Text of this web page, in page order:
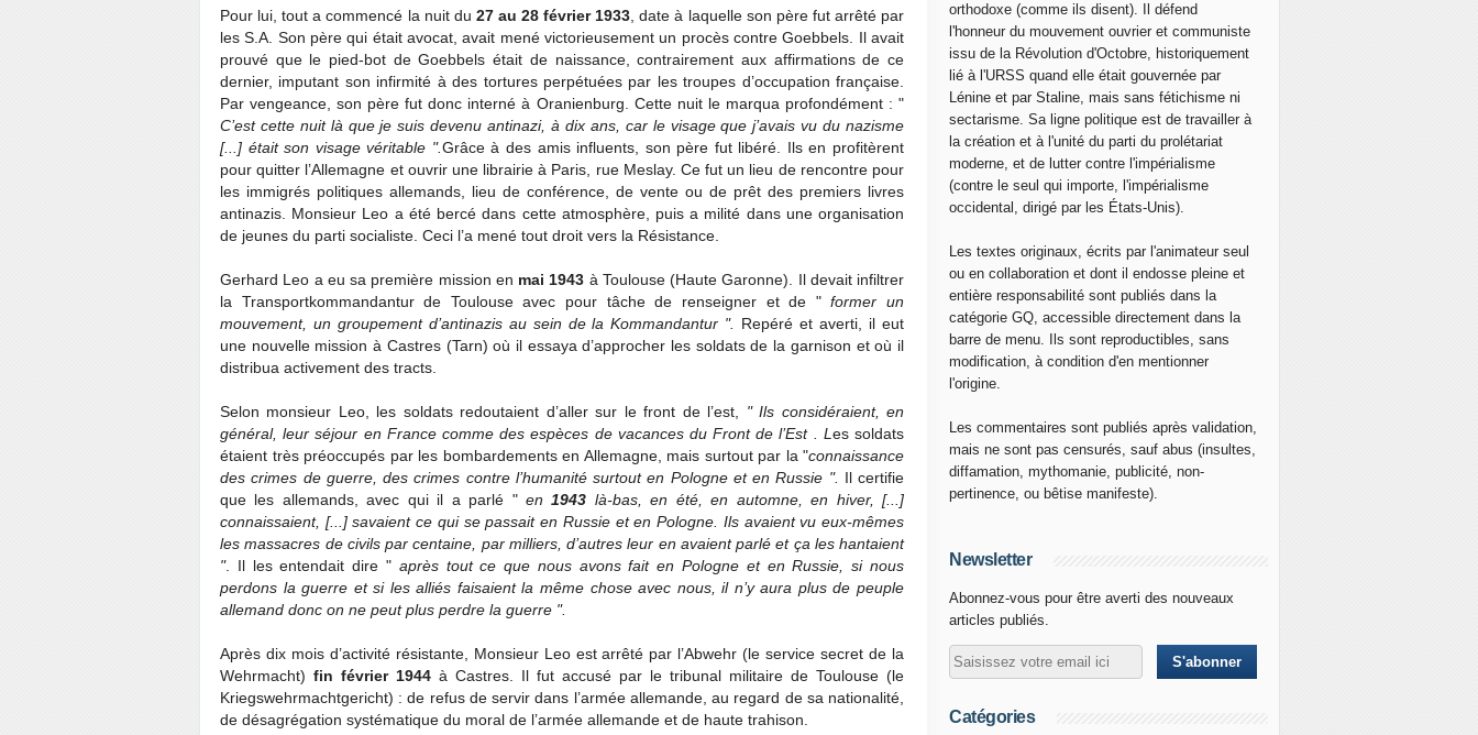
Pour lui, tout a commencé la nuit du 27 au 28 février 1933 , date à laquelle son père fut arrêté par
les S.A. Son père qui était avocat, avait mené victorieusement un procès contre Goebbels. Il avait
prouvé que le pied-bot de Goebbels était de naissance, contrairement aux affirmations de ce
dernier, imputant son infirmité à des tortures perpétuées par les troupes d’occupation française.
Par vengeance, son père fut donc interné à Oranienburg. Cette nuit le marqua profondément : "
C’est cette nuit là que je suis devenu antinazi, à dix ans, car le visage que j’avais vu du nazisme
[...] était son visage véritable ".Grâce à des amis influents, son père fut libéré. Ils en profitèrent
pour quitter l’Allemagne et ouvrir une librairie à Paris, rue Meslay. Ce fut un lieu de rencontre pour
les immigrés politiques allemands, lieu de conférence, de vente ou de prêt des premiers livres
antinazis. Monsieur Leo a été bercé dans cette atmosphère, puis a milité dans une organisation
de jeunes du parti socialiste. Ceci l’a mené tout droit vers la Résistance.
Gerhard Leo a eu sa première mission en mai 1943 à Toulouse (Haute Garonne). Il devait infiltrer
la Transportkommandantur de Toulouse avec pour tâche de renseigner et de "former un
mouvement, un groupement d’antinazis au sein de la Kommandantur ".
Repéré et averti, il eut
une nouvelle mission à Castres (Tarn) où il essaya d’approcher les soldats de la garnison et où il
distribua activement des tracts.
Selon monsieur Leo, les soldats redoutaient d’aller sur le front de l’est, " Ils considéraient, en
général, leur séjour en France comme des espèces de vacances du Front de l’Est . L es soldats
étaient très préoccupés par les bombardements en Allemagne, mais surtout par la "connaissance
des crimes de guerre, des crimes contre l’humanité surtout en Pologne et en Russie ". Il certifie
que les allemands, avec qui il a parlé " en1943 là-bas, en été, en automne, en hiver, [...]
connaissaient, [...] savaient ce qui se passait en Russie et en Pologne. Ils avaient vu eux-mêmes
les massacres de civils par centaine, par milliers, d’autres leur en avaient parlé et ça les hantaient
". Il les entendait dire " après tout ce que nous avons fait en Pologne et en Russie, si nous
perdons la guerre et si les alliés faisaient la même chose avec nous, il n’y aura plus de peuple
allemand donc on ne peut plus perdre la guerre ".
Après dix mois d’activité résistante, Monsieur Leo est arrêté par l’Abwehr (le service secret de la
Wehrmacht) fin février 1944 à Castres. Il fut accusé par le tribunal militaire de Toulouse (le
Kriegswehrmachtgericht) : de refus de servir dans l’armée allemande, au regard de sa nationalité,
de désagrégation systématique du moral de l’armée allemande et de haute trahison.
orthodoxe (comme ils disent). Il défend
l'honneur du mouvement ouvrier et communiste
issu de la Révolution d'Octobre, historiquement
lié à l'URSS quand elle était gouvernée par
Lénine et par Staline, mais sans fétichisme ni
sectarisme. Sa ligne politique est de travailler à
la création et à l'unité du parti du prolétariat
moderne, et de lutter contre l'impérialisme
(contre le seul qui importe, l'impérialisme
occidental, dirigé par les États-Unis).
Les textes originaux, écrits par l'animateur seul
ou en collaboration et dont il endosse pleine et
entière responsabilité sont publiés dans la
catégorie GQ, accessible directement dans la
barre de menu. Ils sont reproductibles, sans
modification, à condition d'en mentionner
l'origine.
Les commentaires sont publiés après validation,
mais ne sont pas censurés, sauf abus (insultes,
diffamation, mythomanie, publicité, non-
pertinence, ou bêtise manifeste).
Newsletter
Abonnez-vous pour être averti des nouveaux
articles publiés.
Catégories